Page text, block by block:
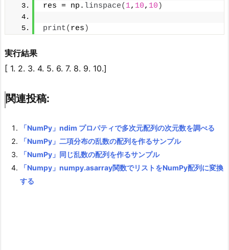
res = np. linspace( 1, 10, 10 )
print( res )
実行結果
[ 1. 2. 3. 4. 5. 6. 7. 8. 9. 10.]
関連投稿:
「NumPy」ndim プロパティで多次元配列の次元数を調べる
「NumPy」二項分布の乱数の配列を作るサンプル
「NumPy」同じ乱数の配列を作るサンプル
「Numpy」numpy.asarray関数でリストをNumPy配列に変換
する